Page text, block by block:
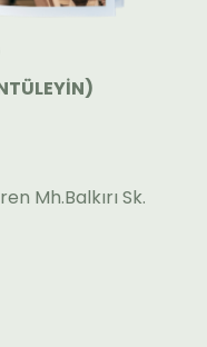
Mh.Balkırı Sk.